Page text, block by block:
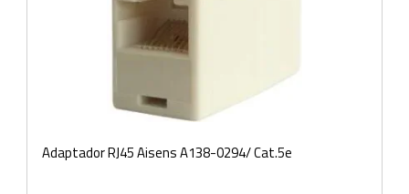
Adaptador RJ45 Aisens A138-0294/ Cat.5e